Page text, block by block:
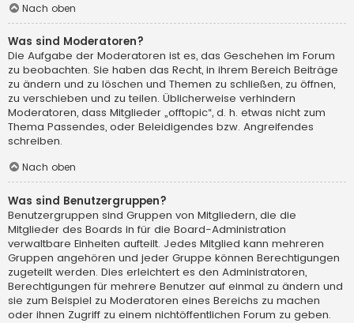
Nach oben
Was sind Moderatoren?
Die Aufgabe der Moderatoren ist es, das Geschehen im Forum
zu beobachten. Sie haben das Recht, in ihrem Bereich Beiträge
zu ändern und zu löschen und Themen zu schließen, zu öffnen,
zu verschieben und zu teilen. Üblicherweise verhindern
Moderatoren, dass Mitglieder „offtopic“, d. h. etwas nicht zum
Thema Passendes, oder Beleidigendes bzw. Angreifendes
schreiben.
Nach oben
Was sind Benutzergruppen?
Benutzergruppen sind Gruppen von Mitgliedern, die die
Mitglieder des Boards in für die Board-Administration
verwaltbare Einheiten aufteilt. Jedes Mitglied kann mehreren
Gruppen angehören und jeder Gruppe können Berechtigungen
zugeteilt werden. Dies erleichtert es den Administratoren,
Berechtigungen für mehrere Benutzer auf einmal zu ändern und
sie zum Beispiel zu Moderatoren eines Bereichs zu machen
oder ihnen Zugriff zu einem nichtöffentlichen Forum zu geben.